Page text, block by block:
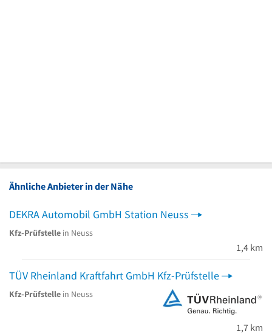
Ähnliche Anbieter in der Nähe
DEKRA Automobil GmbH Station Neuss
Kfz-Prüfstelle in Neuss
1,4 km
TÜV Rheinland Kraftfahrt GmbH Kfz-Prüfstelle
Kfz-Prüfstelle in Neuss
1,7 km